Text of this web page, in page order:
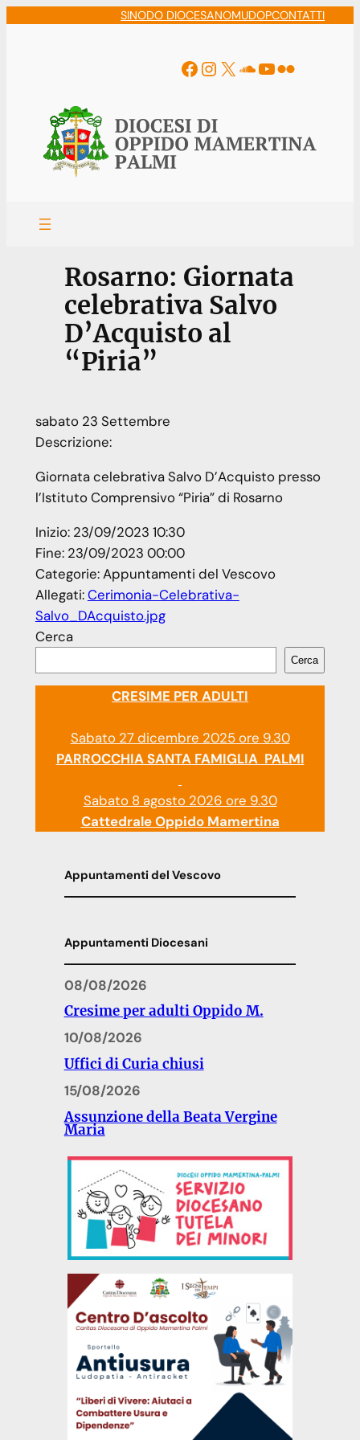
SINODO DIOCESANOMUDOPCONTATTI
Facebook
Instagram
X Soundcloud
YouTube
Flickr
Rosarno: Giornata
celebrativa Salvo
D’Acquisto al
“Piria”
sabato 23 Settembre
Descrizione:
Giornata celebrativa Salvo D’Acquisto presso
l’Istituto Comprensivo “Piria” di Rosarno
Inizio: 23/09/2023 10:30
Fine: 23/09/2023 00:00
Categorie:Appuntamenti del Vescovo
Allegati:Cerimonia-Celebrativa-
Salvo_DAcquisto.jpg
Cerca
Cerca
CRESIME PER ADULTI
Sabato 27 dicembre 2025 ore 9.30
PARROCCHIA SANTA FAMIGLIA PALMI
Sabato 8 agosto 2026 ore 9.30
Cattedrale Oppido Mamertina
Appuntamenti del Vescovo
Appuntamenti Diocesani
08/08/2026
Cresime per adulti Oppido M.
10/08/2026
Uffici di Curia chiusi
15/08/2026
Assunzione della Beata Vergine
Maria